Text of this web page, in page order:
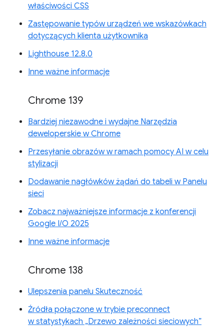
właściwości CSS
Zastępowanie typów urządzeń we wskazówkach
dotyczących klienta użytkownika
Lighthouse 12.8.0
Inne ważne informacje
Chrome 139
Bardziej niezawodne i wydajne Narzędzia
deweloperskie w Chrome
Przesyłanie obrazów w ramach pomocy AI w celu
stylizacji
Dodawanie nagłówków żądań do tabeli w Panelu
sieci
Zobacz najważniejsze informacje z konferencji
Google I/O 2025
Inne ważne informacje
Chrome 138
Ulepszenia panelu Skuteczność
Źródła połączone w trybie preconnect
w statystykach „Drzewo zależności sieciowych”